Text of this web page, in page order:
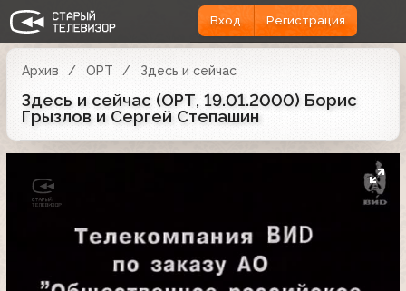
Вход Регистрация
Архив ОРТ Здесь и сейчас
Здесь и сейчас (ОРТ, 19.01.2000) Борис
Грызлов и Сергей Степашин